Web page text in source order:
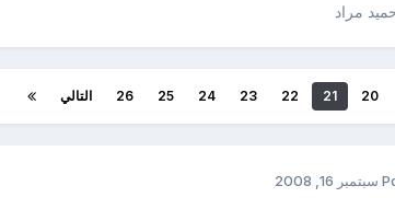
مراد
20
21
22
23
24
25
26 التالي
سبتمبر 16, 2008